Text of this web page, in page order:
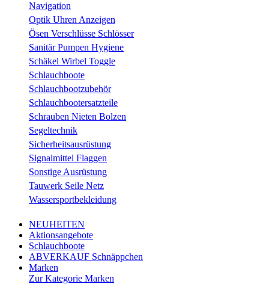
Navigation
Optik Uhren Anzeigen
Ösen Verschlüsse Schlösser
Sanitär Pumpen Hygiene
Schäkel Wirbel Toggle
Schlauchboote
Schlauchbootzubehör
Schlauchbootersatzteile
Schrauben Nieten Bolzen
Segeltechnik
Sicherheitsausrüstung
Signalmittel Flaggen
Sonstige Ausrüstung
Tauwerk Seile Netz
Wassersportbekleidung
NEUHEITEN
Aktionsangebote
Schlauchboote
ABVERKAUF Schnäppchen
Marken
Zur Kategorie Marken